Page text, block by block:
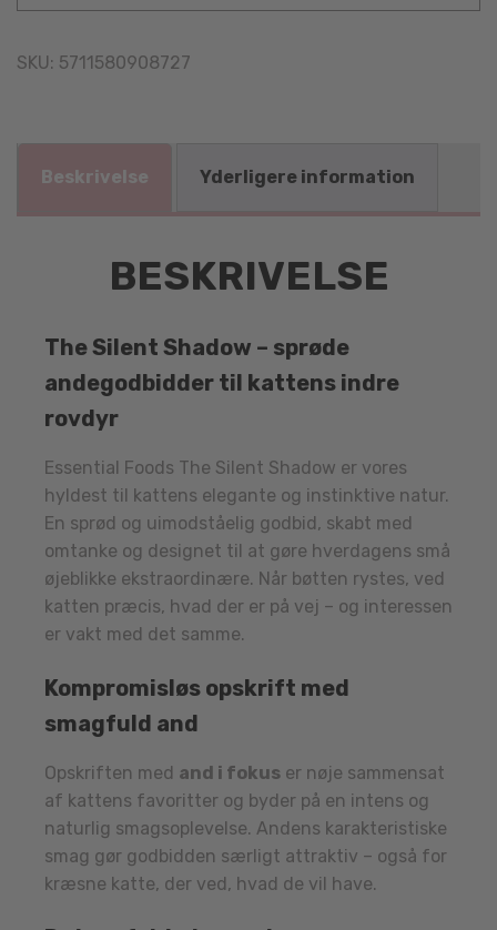
SKU: 5711580908727
Beskrivelse Yderligere information
BESKRIVELSE
The Silent Shadow – sprøde
andegodbidder til kattens indre
rovdyr
Essential Foods The Silent Shadow er vores
hyldest til kattens elegante og instinktive natur.
En sprød og uimodståelig godbid, skabt med
omtanke og designet til at gøre hverdagens små
øjeblikke ekstraordinære. Når bøtten rystes, ved
katten præcis, hvad der er på vej – og interessen
er vakt med det samme.
Kompromisløs opskrift med
smagfuld and
Opskriften med and i fokus er nøje sammensat
af kattens favoritter og byder på en intens og
naturlig smagsoplevelse. Andens karakteristiske
smag gør godbidden særligt attraktiv – også for
kræsne katte, der ved, hvad de vil have.